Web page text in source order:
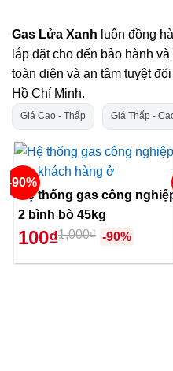
Gas Lửa Xanh luôn đồng
lắp đặt cho đến bảo hành
toàn diện và an tâm tuyệt
Hồ Chí Minh.
Giá Cao - Thấp Giá Thấp -
-90%
Hệ thống gas công
2 bình bò 45kg
100₫1,000₫ -90%